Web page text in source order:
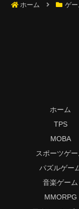
ホーム ゲ
ホーム
TPS
MOBA
スポーツゲー
パズルゲー
音楽ゲーム
MMORPG